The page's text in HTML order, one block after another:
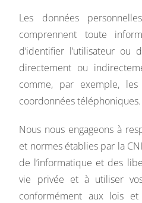
Les données
comprennent toute
d’identifier l’utilisateur
directement ou
comme, par exemple,
coordonnées téléphoniques.
Nous nous engageons à
et normes établies par la
de l’informatique et des
vie privée et à utiliser
conformément aux lois et